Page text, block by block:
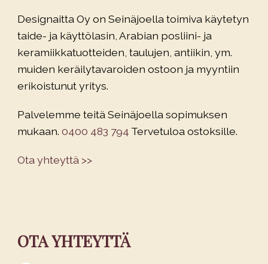
Designaitta Oy on Seinäjoella toimiva käytetyn
taide- ja käyttölasin, Arabian posliini- ja
keramiikkatuotteiden, taulujen, antiikin, ym.
muiden keräilytavaroiden ostoon ja myyntiin
erikoistunut yritys.
Palvelemme teitä Seinäjoella sopimuksen
mukaan. 0400 483 794 Tervetuloa ostoksille.
Ota yhteyttä >>
OTA YHTEYTTÄ